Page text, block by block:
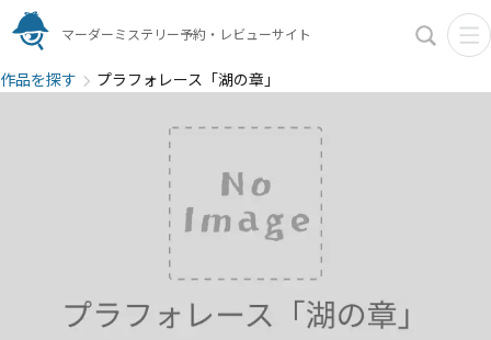
マーダーミステリー予約・レビューサイト
作品を探す プラフォレース「湖の章」